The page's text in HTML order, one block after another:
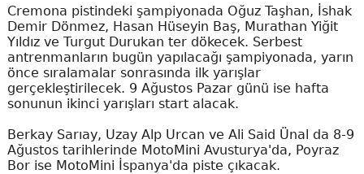
Cremona pistindeki şampiyonada Oğuz Taşhan, İshak
Demir Dönmez, Hasan Hüseyin Baş, Murathan Yiğit
Yıldız ve Turgut Durukan ter dökecek. Serbest
antrenmanların bugün yapılacağı şampiyonada, yarın
önce sıralamalar sonrasında ilk yarışlar
gerçekleştirilecek. 9 Ağustos Pazar günü ise hafta
sonunun ikinci yarışları start alacak.
Berkay Sarıay, Uzay Alp Urcan ve Ali Said Ünal da 8-9
Ağustos tarihlerinde MotoMini Avusturya'da, Poyraz
Bor ise MotoMini İspanya'da piste çıkacak.